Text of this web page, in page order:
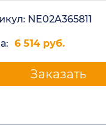
NE02A365811
6 514 руб.
Заказать